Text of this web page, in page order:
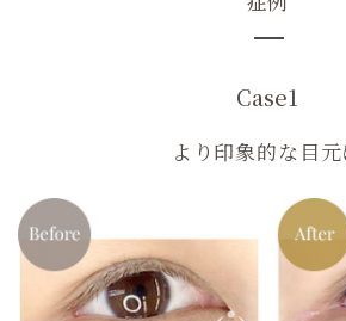
Case1
より印象的な目元